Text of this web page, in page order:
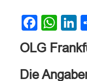
OLG
Die